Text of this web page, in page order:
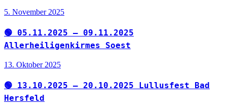
5. November 2025
🟢 05.11.2025 – 09.11.2025
Allerheiligenkirmes Soest
13. Oktober 2025
🟢 13.10.2025 – 20.10.2025 Lullusfest Bad
Hersfeld